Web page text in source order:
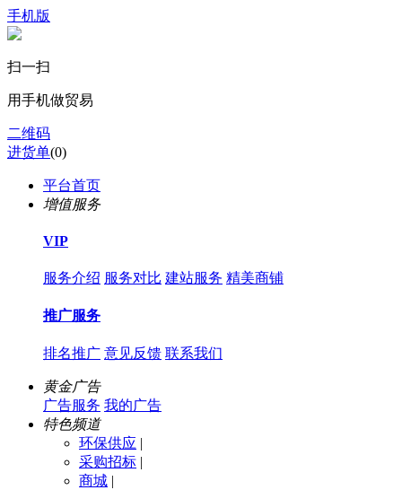
手机版
扫一扫
用手机做贸易
二维码
进货单(0)
平台首页
增值服务
VIP
服务介绍 服务对比 建站服务 精美商铺
推广服务
排名推广 意见反馈 联系我们
黄金广告
广告服务 我的广告
特色频道
环保供应 |
采购招标 |
商城 |